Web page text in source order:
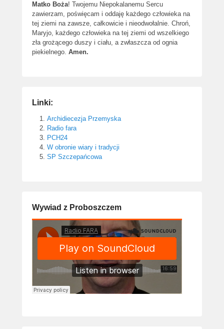
Matko Boża! Twojemu Niepokalanemu Sercu
zawierzam, poświęcam i oddaję każdego człowieka na
tej ziemi na zawsze, całkowicie i nieodwołalnie. Chroń,
Maryjo, każdego człowieka na tej ziemi od wszelkiego
zła grożącego duszy i ciału, a zwłaszcza od ognia
piekielnego. Amen.
Linki:
Archidiecezja Przemyska
Radio fara
PCH24
W obronie wiary i tradycji
SP Szczepańcowa
Wywiad z Proboszczem